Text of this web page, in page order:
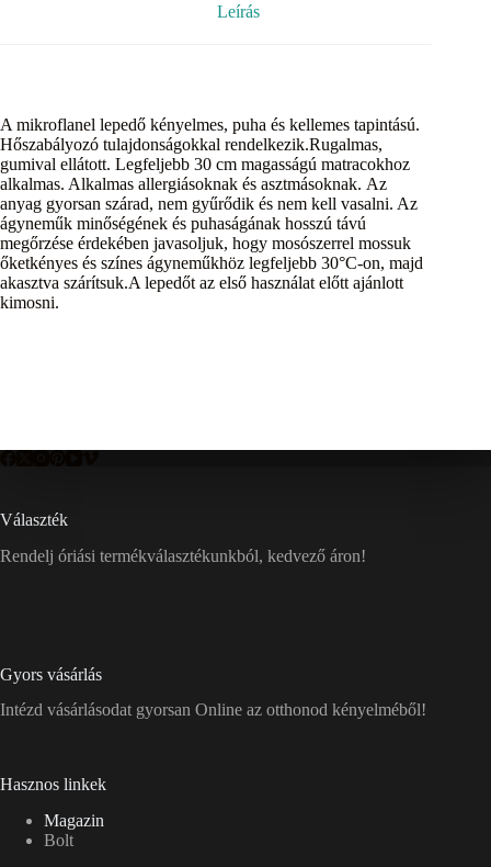
Leírás
A mikroflanel lepedő kényelmes, puha és kellemes tapintású.
Hőszabályozó tulajdonságokkal rendelkezik.Rugalmas,
gumival ellátott. Legfeljebb 30 cm magasságú matracokhoz
alkalmas. Alkalmas allergiásoknak és asztmásoknak. Az
anyag gyorsan szárad, nem gyűrődik és nem kell vasalni. Az
ágyneműk minőségének és puhaságának hosszú távú
megőrzése érdekében javasoljuk, hogy mosószerrel mossuk
őketkényes és színes ágyneműkhöz legfeljebb 30°C-on, majd
akasztva szárítsuk.A lepedőt az első használat előtt ajánlott
kimosni.
Választék
Rendelj óriási termékválasztékunkból, kedvező áron!
Gyors vásárlás
Intézd vásárlásodat gyorsan Online az otthonod kényelméből!
Hasznos linkek
Magazin
Bolt